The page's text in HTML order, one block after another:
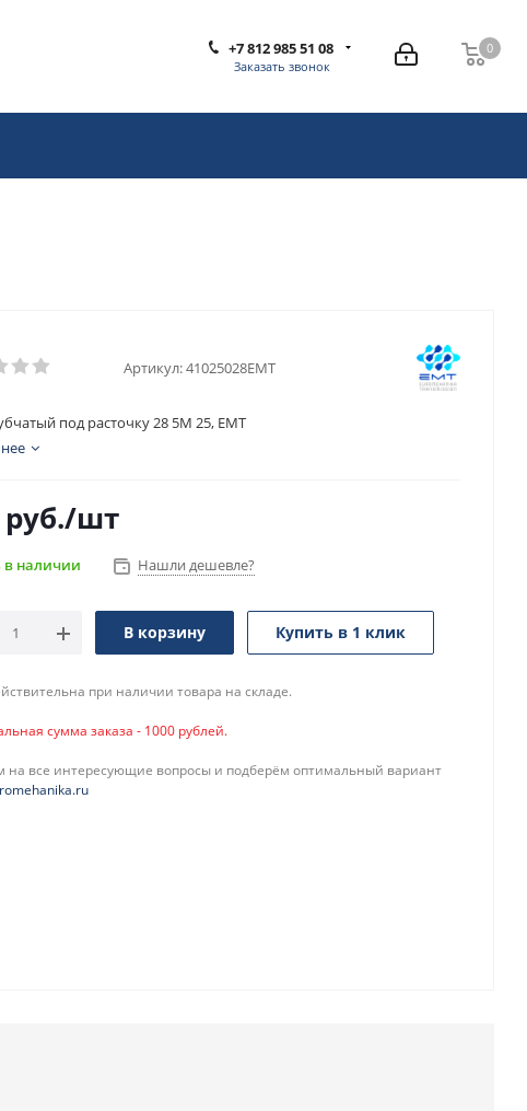
0
0
+7 812 985 51 08
Заказать звонок
Артикул:41025028EMT
под расточку 28 5M 25, EMT
руб./шт
в наличии Нашли дешевле?
В корзину Купить в 1 клик
при наличии товара на складе.
сумма заказа - 1000 рублей.
на все интересующие вопросы и подберём оптимальный вариант